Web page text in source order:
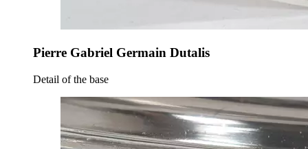
Pierre Gabriel Germain Dutalis
Detail of the base